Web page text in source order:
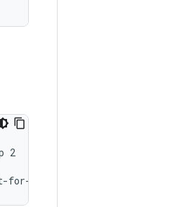
2
for-device root && sleep 5 &&